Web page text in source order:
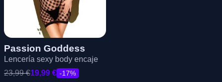
Passion Goddess
Lencería sexy body encaje
23,99€19,99 € -17%